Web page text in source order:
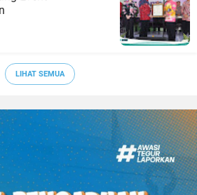
LIHAT SEMUA